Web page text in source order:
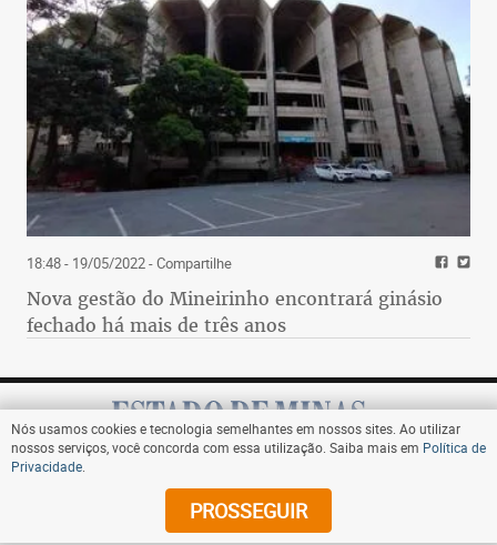
18:48 - 19/05/2022- Compartilhe
Nova gestão do Mineirinho encontrará ginásio
fechado há mais de três anos
Assine
Nós usamos cookies e tecnologia semelhantes em nossos sites. Ao utilizar
nossos serviços, você concorda com essa utilização. Saiba mais em Política de
Privacidade
PROSSEGUIR